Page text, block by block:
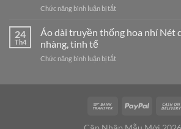
Đa
Mẫu
Form
Đến
Size
Cưới
Dâu
Màu
Đẹp
Chức năng bình luận bị tắtở
TRẮNG
ĐẸP
24
Th4
Áo dài truyền thống hoa nhí Nét
nhàng, tinh tế
Chức năng bình luận bị tắtở
hoa